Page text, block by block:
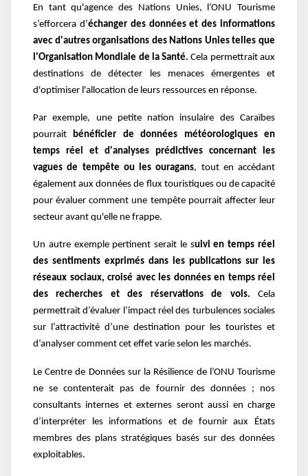
En tant qu'agence des Nations Unies, l’ONU Tourisme
s’efforcera d’échanger des données et des informations
avec d'autres organisations des Nations Unies telles que
l'Organisation Mondiale de la Santé. Cela permettrait aux
destinations de détecter les menaces émergentes et
d'optimiser l'allocation de leurs ressources en réponse.
Par exemple, une petite nation insulaire des Caraïbes
pourrait
bénéficier de données météorologiques en
temps réel et d'analyses prédictives concernant les
vagues de tempête ou les ouragans, tout en accédant
également aux données de flux touristiques ou de capacité
pour évaluer comment une tempête pourrait affecter leur
secteur avant qu'elle ne frappe.
Un autre exemple pertinent serait le suivi en temps réel
des sentiments exprimés dans les publications sur les
réseaux sociaux, croisé avec les données en temps réel
des recherches et des réservations de vols. Cela
permettrait d’évaluer l’impact réel des turbulences sociales
sur l’attractivité d’une destination pour les touristes et
d’analyser comment cet effet varie selon les marchés.
Le Centre de Données sur la Résilience de l’ONU Tourisme
ne se contenterait pas de fournir des données ; nos
consultants internes et externes seront aussi en charge
d’interpréter les informations et de fournir aux États
membres des plans stratégiques basés sur des données
exploitables.